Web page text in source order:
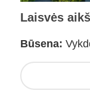
Laisvės
Būsena: